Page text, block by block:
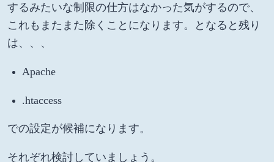
するみたいな制限の仕方はなかった気がするので、
これもまたまた除くことになります。となると残り
は、、、
Apache
.htaccess
での設定が候補になります。
それぞれ検討していましょう。